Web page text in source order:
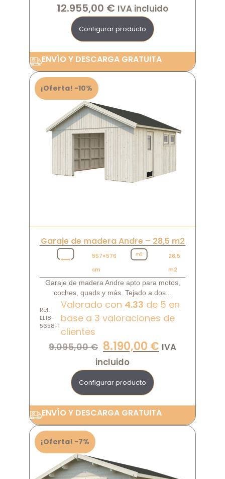
12.955,00 € IVA incluido
Configurar producto
ENVÍO Y DESCARGA GRATUITA
¡Oferta! -10%
Garaje de madera Andre – 28,5 m2
557×576
cm
28,5
m2
Garaje de madera Andre apto para motos,
coches, quads y más. Tejado a dos...
Ref:
EL18-
5658-1
Valorado con 4.33 de 5 en
base a 3 valoraciones de
clientes
9.095,00€ 8.190,00 € IVA
incluido
Configurar producto
ENVÍO Y DESCARGA GRATUITA
¡Oferta! -7%